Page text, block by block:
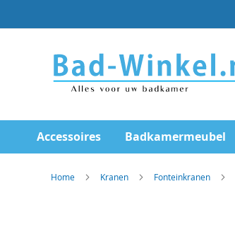
direct
naar
inhoud
Accessoires Badkamermeubel
Home Kranen Fonteinkranen